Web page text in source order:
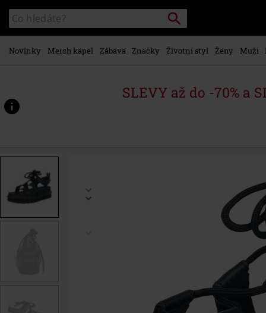
hlavnímu
obsahu
Katalog
vyhledávání
Vyhledávání
Novinky Merch kapel Zábava Značky Životní styl Ženy Muži
SLEVY až do -70% a
www.emp-
p/nartilla-
536847.html